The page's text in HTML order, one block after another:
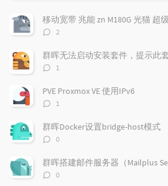
文
章
评
论
移动宽带 兆能 zn M180G 光猫 超
评
数：
2
评
数：
1
PVE Proxmox VE 使用IPv6
评
数：
1
群晖Docker设置bridge-host模式
评
数：
0
群晖搭建邮件服务器（Mailplus
评
0